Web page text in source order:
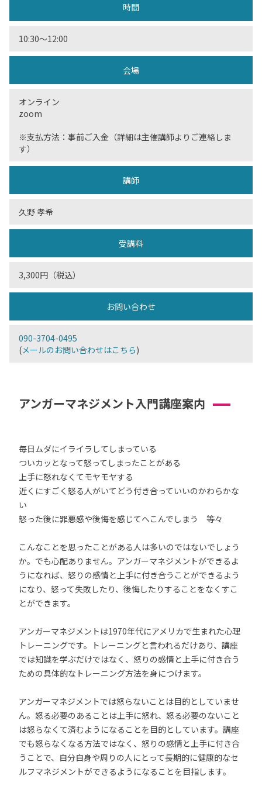
時間
10:30〜12:00
会場
オンライン
zoom
※支払方法：事前ご入金（詳細は主催講師よりご連絡しま
す）
講師
久野 孝希
受講料
3,300円（税込）
お問い合わせ
090-3704-0495
(メールのお問い合わせはこちら)
アンガーマネジメント入門講座案内
毎日ムダにイライラしてしまっている
ついカッとなって怒ってしまったことがある
上手に怒れなくてモヤモヤする
近くにすごく怒る人がいてどう付き合っていいのかわらかな
い
怒った後に罪悪感や後悔を感じてへこんでしまう 等々
こんなことを思ったことがある人は多いのではないでしょう
か。でも心配ありません。アンガーマネジメントができるよ
うになれば、怒りの感情と上手に付き合うことができるよう
になり、怒って失敗したり、後悔したりすることをなくすこ
とができます。
アンガーマネジメントは1970年代にアメリカで生まれた心理
トレーニングです。トレーニングと言われるだけあり、講座
では知識を学ぶだけではなく、怒りの感情と上手に付き合う
ための具体的なトレーニング方法を身につけます。
アンガーマネジメントでは怒らないことは目的としていませ
ん。怒る必要のあることは上手に怒れ、怒る必要のないこと
は怒らなくて済むようになることを目的としています。講座
でも怒らなくなる方法ではなく、怒りの感情と上手に付き合
うことで、自分自身や周りの人にとって長期的に健康的なセ
ルフマネジメントができるようになることを目指します。